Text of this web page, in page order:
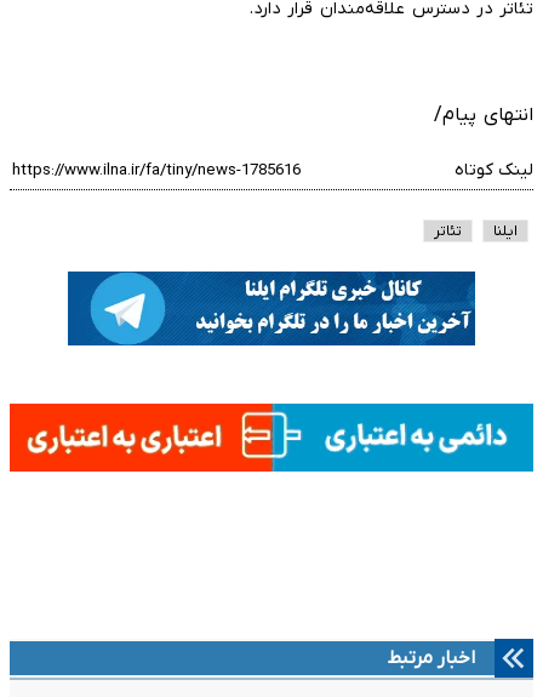
تئاتر در دسترس علاقه‌مندان قرار دارد.
انتهای پیام/
لینک کوتاه
ایلنا تئاتر
اخبار مرتبط